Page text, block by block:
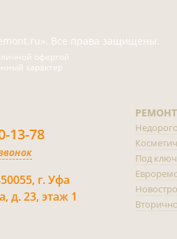
Все права защищены.
офертой
характер
13-78
г. Уфа
д. 23, этаж 1
Под ключ